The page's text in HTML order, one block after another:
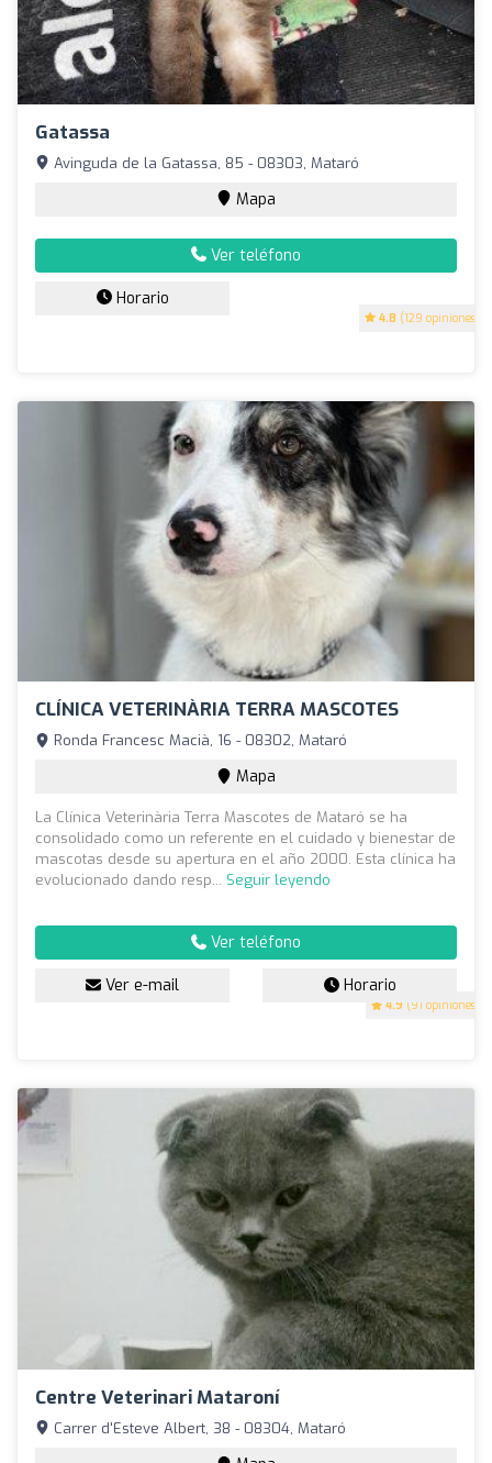
Gatassa
4.8 (129 opiniones)
Avinguda de la Gatassa, 85 - 08303, Mataró
Mapa
Ver teléfono
Horario
CLÍNICA VETERINÀRIA TERRA MASCOTES
4.9 (91 opiniones)
Ronda Francesc Macià, 16 - 08302, Mataró
Mapa
La Clínica Veterinària Terra Mascotes de Mataró se ha
consolidado como un referente en el cuidado y bienestar de
mascotas desde su apertura en el año 2000. Esta clínica ha
evolucionado dando resp... Seguir leyendo
Ver teléfono
Ver e-mail Horario
Centre Veterinari Mataroní
Carrer d'Esteve Albert, 38 - 08304, Mataró